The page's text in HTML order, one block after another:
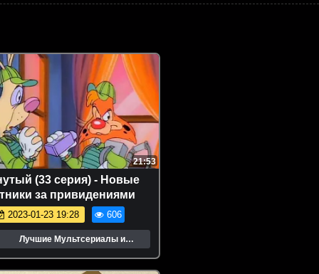
21:53
(33 серия) - Новые
за привидениями
2023-01-23 19:28 606
Лучшие Мультсериалы и
Мультфильмы